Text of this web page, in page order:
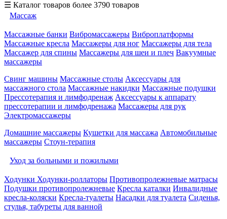
☰ Каталог товаров более 3790 товаров
Массаж
Массажные банки Вибромассажеры Виброплатформы
Массажные кресла Массажеры для ног Массажеры для тела
Массажер для спины Массажеры для шеи и плеч Вакуумные
массажеры
Свинг машины Массажные столы Аксессуары для
массажного стола Массажные накидки Массажные подушки
Прессотерапия и лимфодренаж Аксессуары к аппарату
прессотерапии и лимфодренажа Массажеры для рук
Электромассажеры
Домашние массажеры Кушетки для массажа Автомобильные
массажеры Стоун-терапия
Уход за больными и пожилыми
Ходунки Ходунки-роллаторы Противопролежневые матрасы
Подушки противопролежневые Кресла каталки Инвалидные
кресла-коляски Кресла-туалеты Насадки для туалета Сиденья,
стулья, табуреты для ванной